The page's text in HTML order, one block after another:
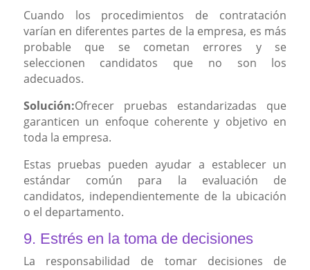
Cuando los procedimientos de contratación
varían en diferentes partes de la empresa, es más
probable que se cometan errores y se
seleccionen candidatos que no son los
adecuados.
Solución:Ofrecer pruebas estandarizadas que
garanticen un enfoque coherente y objetivo en
toda la empresa.
Estas pruebas pueden ayudar a establecer un
estándar común para la evaluación de
candidatos, independientemente de la ubicación
o el departamento.
9. Estrés en la toma de decisiones
La responsabilidad de tomar decisiones de